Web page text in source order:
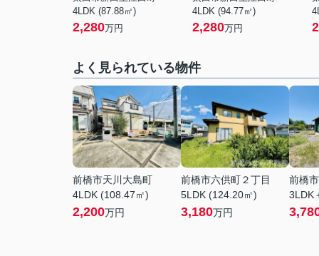
4LDK (87.88㎡)
2,280万円
4LDK (94.77㎡)
2,280万円
よく見られている物件
前橋市天川大島町
4LDK (108.47㎡)
2,200万円
前橋市六供町２丁目
5LDK (124.20㎡)
3,180万円
前橋
3LDK